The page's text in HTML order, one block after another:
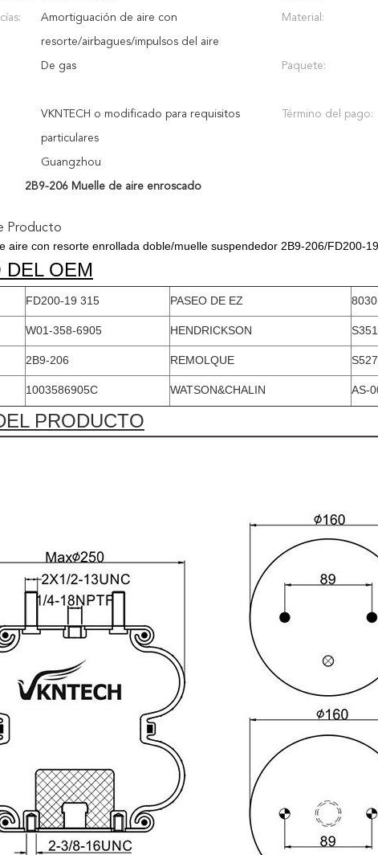
Amortiguación de aire con
resorte/airbagues/impulsos del aire
Material:
De gas Paquete:
VKNTECH o modificado para requisitos
particulares
Término del pago:
Guangzhou
2B9-206 Muelle de aire enroscado
Producto
aire con resorte enrollada doble/muelle suspendedor 2B9-206/FD200-
DEL OEM
FD200-19 315 PASEO DE EZ
W01-358-6905 HENDRICKSON
2B9-206 REMOLQUE
1003586905C WATSON&CHALIN AS-
PRODUCTO